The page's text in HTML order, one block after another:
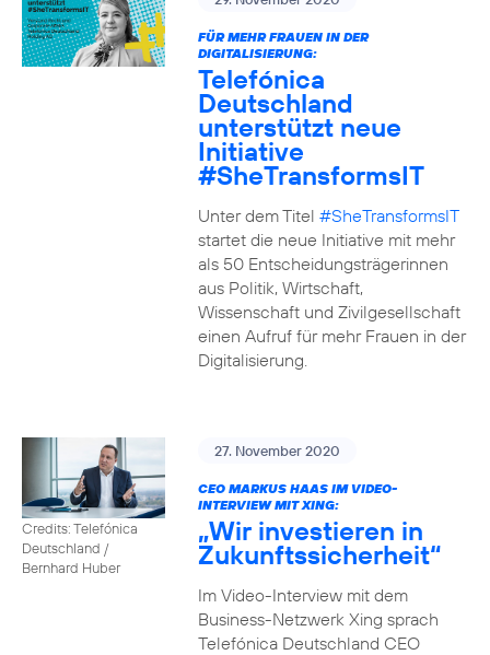
FÜR MEHR FRAUEN IN DER
DIGITALISIERUNG:
Telefónica
Deutschland
unterstützt neue
Initiative
#SheTransformsIT
Unter dem Titel #SheTransformsIT
startet die neue Initiative mit mehr
als 50 Entscheidungsträgerinnen
aus Politik, Wirtschaft,
Wissenschaft und Zivilgesellschaft
einen Aufruf für mehr Frauen in der
Digitalisierung.
Credits: Telefónica
Deutschland /
Bernhard Huber
27. November 2020
CEO MARKUS HAAS IM VIDEO-
INTERVIEW MIT XING:
„Wir investieren in
Zukunftssicherheit“
Im Video-Interview mit dem
Business-Netzwerk Xing sprach
Telefónica Deutschland CEO